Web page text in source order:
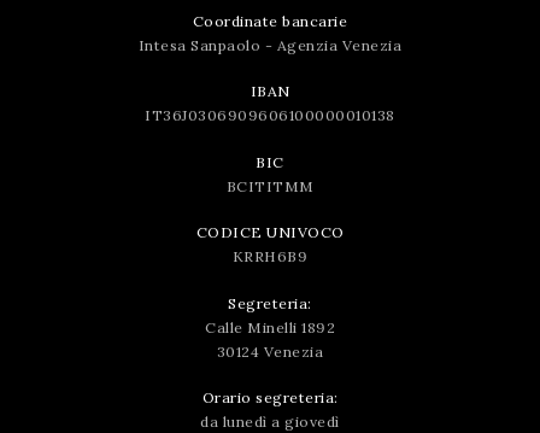
Coordinate bancarie
Intesa Sanpaolo - Agenzia Venezia
IBAN
IT36J0306909606100000010138
BIC
BCITITMM
CODICE UNIVOCO
KRRH6B9
Segreteria:
Calle Minelli 1892
30124 Venezia
Orario segreteria:
da lunedì a giovedì